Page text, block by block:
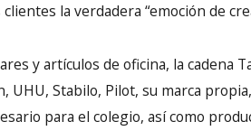
la verdadera “emoción de
y artículos de oficina, la cadena
UHU, Stabilo, Pilot, su marca
para el colegio, así como